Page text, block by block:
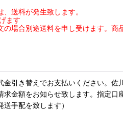
送料が発生致します。
ます
場合別途送料を申し受けます。商
引き替えでお支払いください。佐
金額をお知らせ致します。指定口
配を致します）